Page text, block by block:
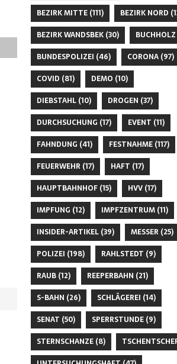
BEZIRK MITTE(111) BEZIRK NORD
BEZIRK WANDSBEK(30) BUCHHOLZ
BUNDESPOLIZEI (46) CORONA(97)
COVID (81) DEMO (10)
DIEBSTAHL(10) DROGEN (37)
DURCHSUCHUNG (17) EVENT (11)
FAHNDUNG (41) FESTNAHME(117)
FEUERWEHR (17) HAFT (17)
HAUPTBAHNHOF(15) HVV(17)
IMPFUNG (12) IMPFZENTRUM(11)
INSIDER-ARTIKEL(39) MESSER (25)
POLIZEI (198) RAHLSTEDT (9)
RAUB(12) REEPERBAHN (21)
S-BAHN (26) SCHLÄGEREI (14)
SENAT (50) SPERRSTUNDE(9)
STERNSCHANZE(8)